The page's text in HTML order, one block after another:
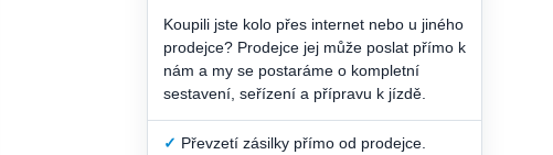
Koupili jste kolo přes internet nebo u jiného
prodejce? Prodejce jej může poslat přímo k
nám a my se postaráme o kompletní
sestavení, seřízení a přípravu k jízdě.
✓ Převzetí zásilky přímo od prodejce.